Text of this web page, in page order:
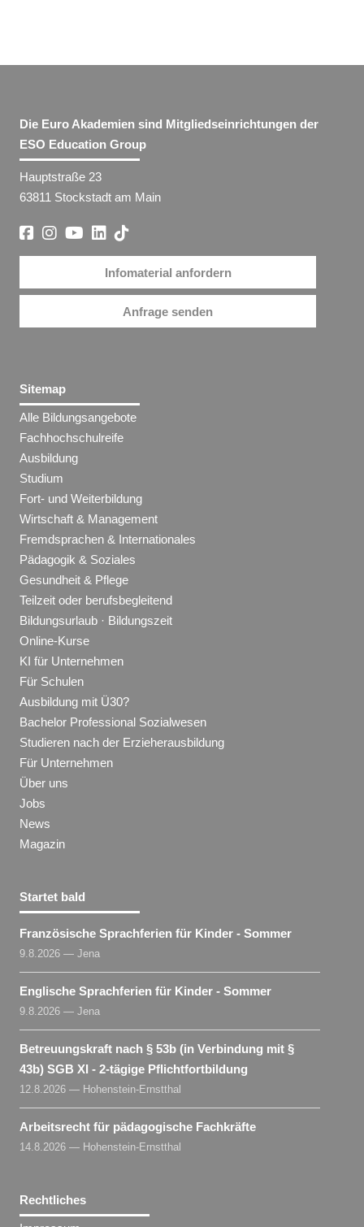
Die Euro Akademien sind Mitgliedseinrichtungen der
ESO Education Group
Hauptstraße 23
63811 Stockstadt am Main
Infomaterial anfordern
Anfrage senden
Sitemap
Alle Bildungsangebote
Fachhochschulreife
Ausbildung
Studium
Fort- und Weiterbildung
Wirtschaft & Management
Fremdsprachen & Internationales
Pädagogik & Soziales
Gesundheit & Pflege
Teilzeit oder berufsbegleitend
Bildungsurlaub · Bildungszeit
Online-Kurse
KI für Unternehmen
Für Schulen
Ausbildung mit Ü30?
Bachelor Professional Sozialwesen
Studieren nach der Erzieherausbildung
Für Unternehmen
Über uns
Jobs
News
Magazin
Startet bald
Französische Sprachferien für Kinder - Sommer
9.8.2026 — Jena
Englische Sprachferien für Kinder - Sommer
9.8.2026 — Jena
Betreuungskraft nach § 53b (in Verbindung mit §
43b) SGB XI - 2-tägige Pflichtfortbildung
12.8.2026 — Hohenstein-Ernstthal
Arbeitsrecht für pädagogische Fachkräfte
14.8.2026 — Hohenstein-Ernstthal
Rechtliches